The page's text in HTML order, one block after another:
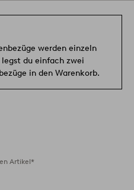
werden einzeln
du einfach zwei
in den Warenkorb.
Artikel*